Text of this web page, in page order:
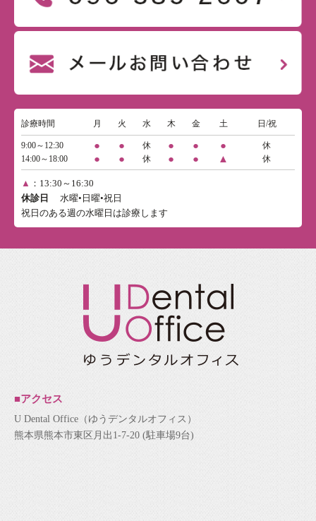
診療時間 月 火 水 木 金 土 日/祝
9:00～12:30 ● ● 休 ● ● ●
休
14:00～18:00
● ● 休 ● ● ▲ 休
▲ ：13:30～16:30
休診日
水曜•日曜•祝日
祝日のある週の水曜日は診療します
■アクセス
U Dental Office（ゆうデンタルオフィス）
熊本県熊本市東区月出1-7-20 (駐車場9台)